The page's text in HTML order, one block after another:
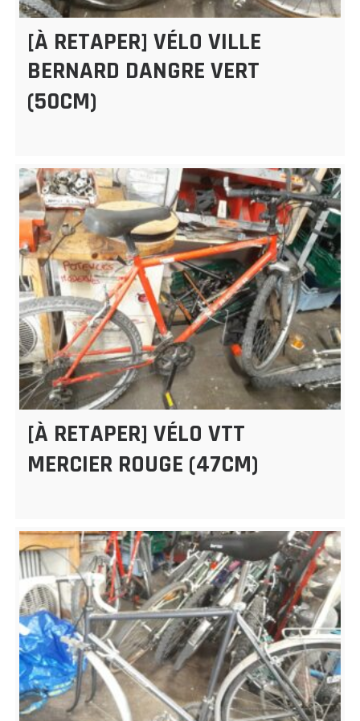
[À RETAPER] VÉLO VILLE
BERNARD DANGRE VERT
(50CM)
[À RETAPER] VÉLO VTT
MERCIER ROUGE (47CM)